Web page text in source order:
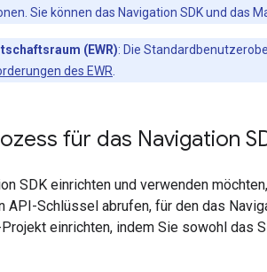
Sie können das Navigation SDK und das
(EWR): Die
des EWR
für das Navigation
SDK einrichten und verwenden
API-Schlüssel abrufen, für den das
einrichten, indem Sie sowohl das